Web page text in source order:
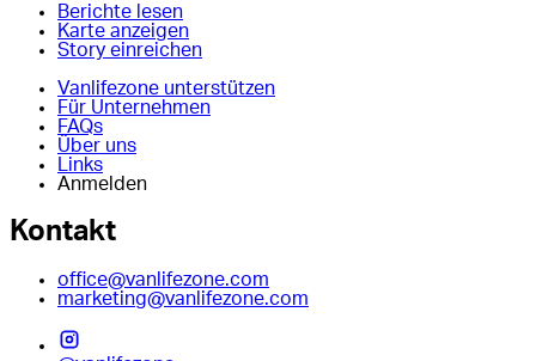
Berichte lesen
Karte anzeigen
Story einreichen
Vanlifezone unterstützen
Für Unternehmen
FAQs
Über uns
Links
Anmelden
Kontakt
office@vanlifezone.com
marketing@vanlifezone.com